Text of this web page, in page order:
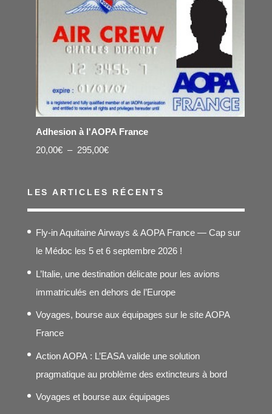
Adhesion à l'AOPA France
20,00€ – 295,00€Plage
prix :
295,00€
LES ARTICLES RÉCENTS
Fly-in Aquitaine Airways & AOPA France — Cap sur
le Médoc les 5 et 6 septembre 2026 !
L’Italie, une destination délicate pour les avions
immatriculés en dehors de l’Europe
Voyages, bourse aux équipages sur le site AOPA
France
Action AOPA : L’EASA valide une solution
pragmatique au problème des extincteurs à bord
Voyages et bourse aux équipages